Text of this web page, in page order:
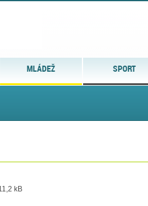
MLÁDEŽ SPORT
kB